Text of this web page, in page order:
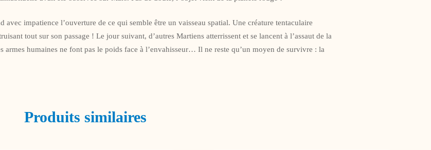
impatience l’ouverture de ce qui semble être un vaisseau spatial. Une créature tentaculaire
tout sur son passage ! Le jour suivant, d’autres Martiens atterrissent et se lancent à l’assaut de la
armes humaines ne font pas le poids face à l’envahisseur… Il ne reste qu’un moyen de survivre : la
Produits similaires